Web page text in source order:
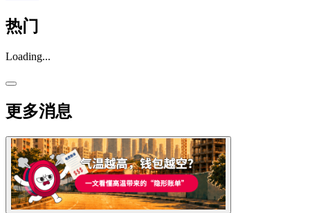
热门
Loading...
更多消息